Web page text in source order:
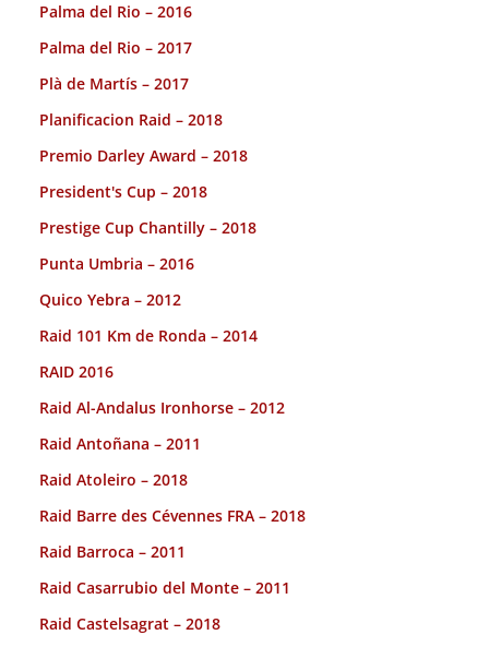
Palma del Rio – 2016
Palma del Rio – 2017
Plà de Martís – 2017
Planificacion Raid – 2018
Premio Darley Award – 2018
President's Cup – 2018
Prestige Cup Chantilly – 2018
Punta Umbria – 2016
Quico Yebra – 2012
Raid 101 Km de Ronda – 2014
RAID 2016
Raid Al-Andalus Ironhorse – 2012
Raid Antoñana – 2011
Raid Atoleiro – 2018
Raid Barre des Cévennes FRA – 2018
Raid Barroca – 2011
Raid Casarrubio del Monte – 2011
Raid Castelsagrat – 2018